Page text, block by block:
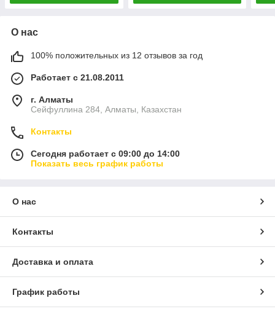
О нас
100% положительных из 12 отзывов за год
Работает с 21.08.2011
г. Алматы
Сейфуллина 284, Алматы, Казахстан
Контакты
Сегодня работает с 09:00 до 14:00
Показать весь график работы
О нас
Контакты
Доставка и оплата
График работы